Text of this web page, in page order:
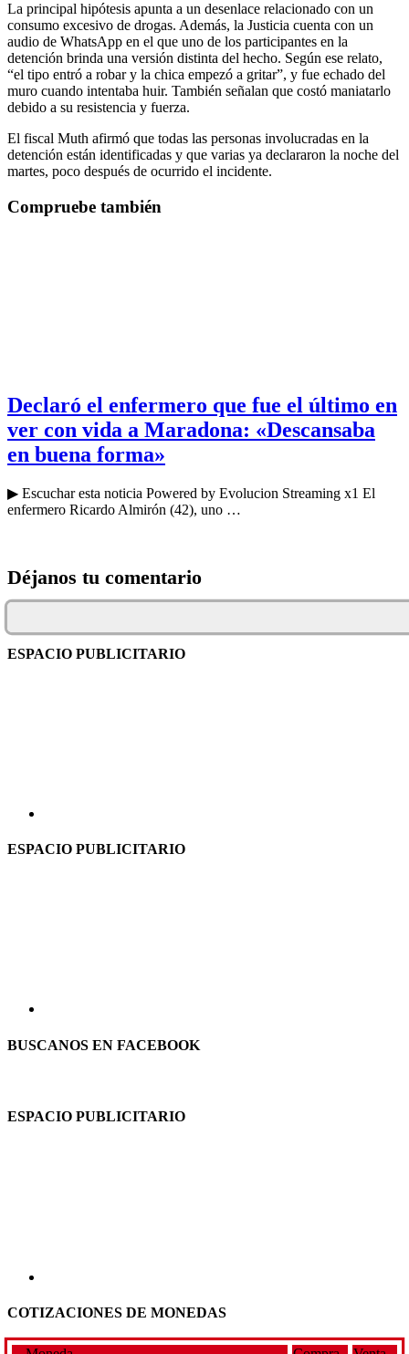
La principal hipótesis apunta a un desenlace relacionado con un
consumo excesivo de drogas. Además, la Justicia cuenta con un
audio de WhatsApp en el que uno de los participantes en la
detención brinda una versión distinta del hecho. Según ese relato,
“el tipo entró a robar y la chica empezó a gritar”, y fue echado del
muro cuando intentaba huir. También señalan que costó maniatarlo
debido a su resistencia y fuerza.
El fiscal Muth afirmó que todas las personas involucradas en la
detención están identificadas y que varias ya declararon la noche del
martes, poco después de ocurrido el incidente.
Compruebe también
Declaró el enfermero que fue el último en
ver con vida a Maradona: «Descansaba
en buena forma»
▶ Escuchar esta noticia Powered by Evolucion Streaming x1 El
enfermero Ricardo Almirón (42), uno …
Déjanos tu comentario
ESPACIO PUBLICITARIO
ESPACIO PUBLICITARIO
BUSCANOS EN FACEBOOK
ESPACIO PUBLICITARIO
COTIZACIONES DE MONEDAS